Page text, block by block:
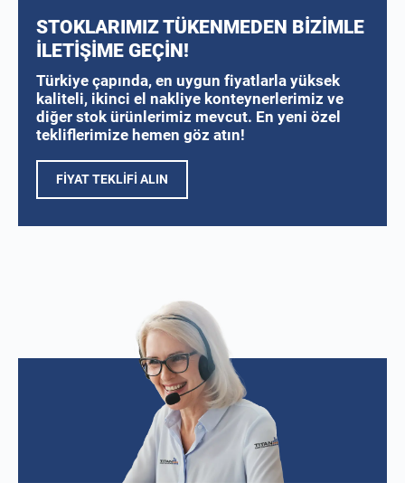
STOKLARIMIZ TÜKENMEDEN BİZİMLE
İLETİŞİME GEÇİN!
Türkiye çapında, en uygun fiyatlarla yüksek
kaliteli, ikinci el nakliye konteynerlerimiz ve
diğer stok ürünlerimiz mevcut. En yeni özel
tekliflerimize hemen göz atın!
FIYAT TEKLIFI ALIN